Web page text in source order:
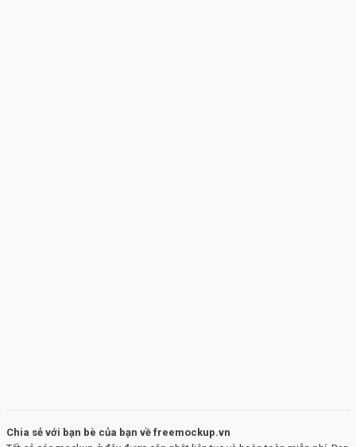
Chia sẻ với bạn bè của bạn về freemockup.vn